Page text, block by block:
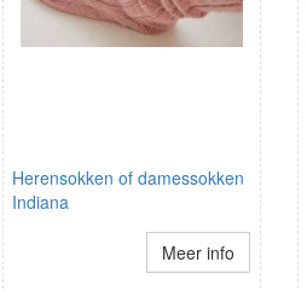
Herensokken of damessokken
Indiana
Meer info